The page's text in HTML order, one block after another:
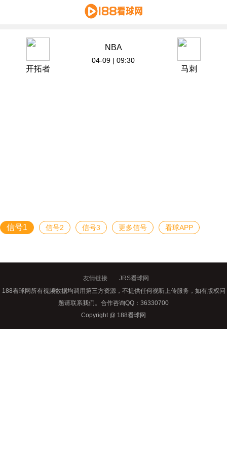
开拓者
NBA
04-09 | 09:30
马刺
信号1 信号2 信号3 更多信号 看球APP
友情链接
JRS看球网
188看球网所有视频数据均调用第三方资源，不提供任何视听上传服务，如有版权问
题请联系我们。合作咨询QQ：36330700
Copyright @ 188看球网